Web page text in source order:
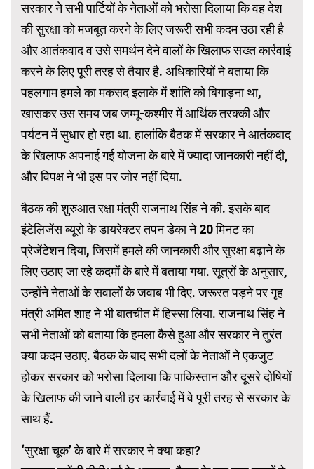
सरकार ने सभी पार्टियों के नेताओं को भरोसा दिलाया कि वह देश
की सुरक्षा को मजबूत करने के लिए जरूरी सभी कदम उठा रही है
और आतंकवाद व उसे समर्थन देने वालों के खिलाफ सख्त कार्रवाई
करने के लिए पूरी तरह से तैयार है. अधिकारियों ने बताया कि
पहलगाम हमले का मकसद इलाके में शांति को बिगाड़ना था,
खासकर उस समय जब जम्मू-कश्मीर में आर्थिक तरक्की और
पर्यटन में सुधार हो रहा था. हालांकि बैठक में सरकार ने आतंकवाद
के खिलाफ अपनाई गई योजना के बारे में ज्यादा जानकारी नहीं दी,
और विपक्ष ने भी इस पर जोर नहीं दिया.
बैठक की शुरुआत रक्षा मंत्री राजनाथ सिंह ने की. इसके बाद
इंटेलिजेंस ब्यूरो के डायरेक्टर तपन डेका ने 20 मिनट का
प्रेजेंटेशन दिया, जिसमें हमले की जानकारी और सुरक्षा बढ़ाने के
लिए उठाए जा रहे कदमों के बारे में बताया गया. सूत्रों के अनुसार,
उन्होंने नेताओं के सवालों के जवाब भी दिए. जरूरत पड़ने पर गृह
मंत्री अमित शाह ने भी बातचीत में हिस्सा लिया. राजनाथ सिंह ने
सभी नेताओं को बताया कि हमला कैसे हुआ और सरकार ने तुरंत
क्या कदम उठाए. बैठक के बाद सभी दलों के नेताओं ने एकजुट
होकर सरकार को भरोसा दिलाया कि पाकिस्तान और दूसरे दोषियों
के खिलाफ की जाने वाली हर कार्रवाई में वे पूरी तरह से सरकार के
साथ हैं.
‘सुरक्षा चूक’ के बारे में सरकार ने क्या कहा?